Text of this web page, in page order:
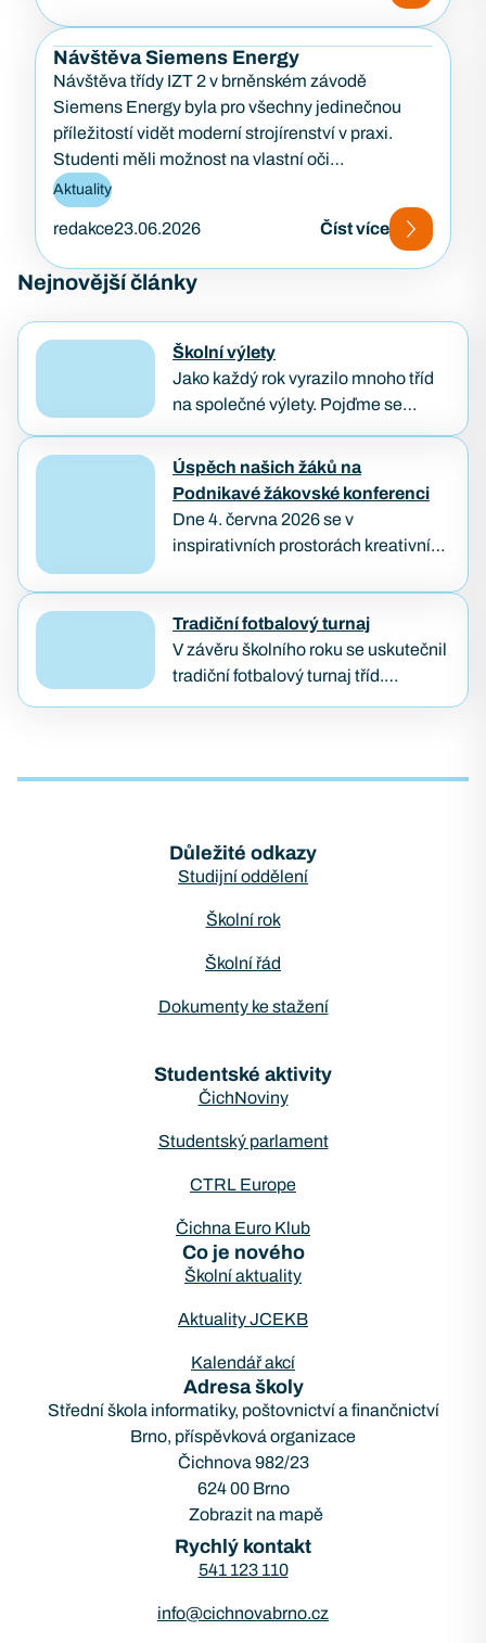
Návštěva Siemens Energy
Návštěva třídy IZT 2 v brněnském závodě
Siemens Energy byla pro všechny jedinečnou
příležitostí vidět moderní strojírenství v praxi.
Studenti měli možnost na vlastní oči…
Aktuality
redakce23.06.2026 Číst více
Nejnovější články
Školní výlety
Jako každý rok vyrazilo mnoho tříd
na společné výlety. Pojďme se
roku naši studenti prožívali. Třídenní
výlet IT3A a BP1B…
Úspěch našich žáků na
Podnikavé žákovské konferenci
Dne 4. června 2026 se v
inspirativních prostorách kreativního
Podnikavá žákovská konference,
kterou každoročně pořádá
organizace Lipka. Tato konference
je zaměřena na podporu
Tradiční fotbalový turnaj
V závěru školního roku se uskutečnil
tradiční fotbalový turnaj tříd.
Důležité odkazy
Studijní oddělení
Školní rok
Školní řád
Dokumenty ke stažení
Studentské aktivity
ČichNoviny
Studentský parlament
CTRL Europe
Čichna Euro Klub
Co je nového
Školní aktuality
Aktuality JCEKB
Kalendář akcí
Adresa školy
Střední škola informatiky, poštovnictví a finančnictví
Brno, příspěvková organizace
Čichnova 982/23
624 00 Brno
Zobrazit na mapě
Rychlý kontakt
541 123 110
info@cichnovabrno.cz